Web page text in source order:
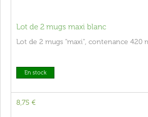
Lot de 2 mugs maxi blanc
Lot de 2 mugs "maxi", contenance 420
En stock
8,75 €